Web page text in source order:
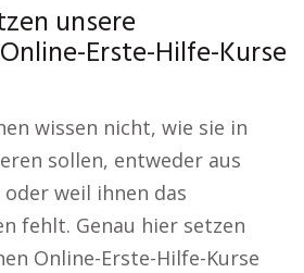
unsere
Erste-Hilfe-Kurse
wissen nicht, wie sie in
sollen, entweder aus
weil ihnen das
fehlt. Genau hier setzen
Online-Erste-Hilfe-Kurse